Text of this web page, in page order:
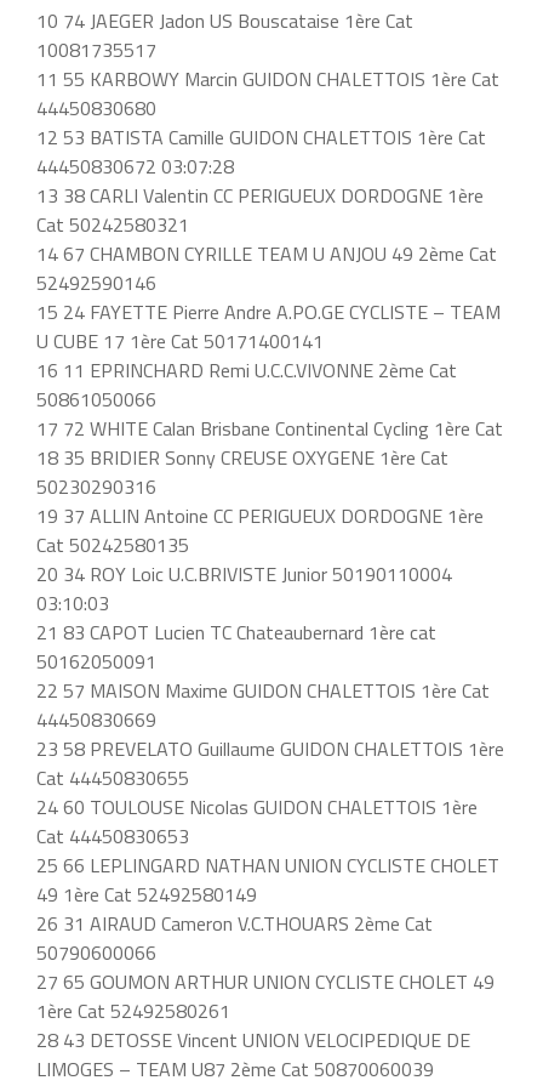
10 74 JAEGER Jadon US Bouscataise 1ère Cat
10081735517
11 55 KARBOWY Marcin GUIDON CHALETTOIS 1ère Cat
44450830680
12 53 BATISTA Camille GUIDON CHALETTOIS 1ère Cat
44450830672 03:07:28
13 38 CARLI Valentin CC PERIGUEUX DORDOGNE 1ère
Cat 50242580321
14 67 CHAMBON CYRILLE TEAM U ANJOU 49 2ème Cat
52492590146
15 24 FAYETTE Pierre Andre A.PO.GE CYCLISTE – TEAM
U CUBE 17 1ère Cat 50171400141
16 11 EPRINCHARD Remi U.C.C.VIVONNE 2ème Cat
50861050066
17 72 WHITE Calan Brisbane Continental Cycling 1ère Cat
18 35 BRIDIER Sonny CREUSE OXYGENE 1ère Cat
50230290316
19 37 ALLIN Antoine CC PERIGUEUX DORDOGNE 1ère
Cat 50242580135
20 34 ROY Loic U.C.BRIVISTE Junior 50190110004
03:10:03
21 83 CAPOT Lucien TC Chateaubernard 1ère cat
50162050091
22 57 MAISON Maxime GUIDON CHALETTOIS 1ère Cat
44450830669
23 58 PREVELATO Guillaume GUIDON CHALETTOIS 1ère
Cat 44450830655
24 60 TOULOUSE Nicolas GUIDON CHALETTOIS 1ère
Cat 44450830653
25 66 LEPLINGARD NATHAN UNION CYCLISTE CHOLET
49 1ère Cat 52492580149
26 31 AIRAUD Cameron V.C.THOUARS 2ème Cat
50790600066
27 65 GOUMON ARTHUR UNION CYCLISTE CHOLET 49
1ère Cat 52492580261
28 43 DETOSSE Vincent UNION VELOCIPEDIQUE DE
LIMOGES – TEAM U87 2ème Cat 50870060039